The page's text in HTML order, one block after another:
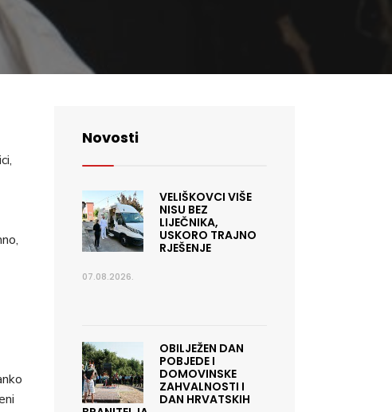
Novosti
VELIŠKOVCI VIŠE
NISU BEZ
LIJEČNIKA,
USKORO TRAJNO
RJEŠENJE
07.08.2026.
OBILJEŽEN DAN
POBJEDE I
DOMOVINSKE
ZAHVALNOSTI I
DAN HRVATSKIH